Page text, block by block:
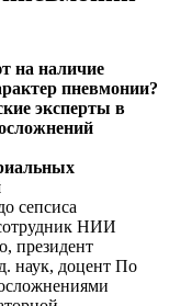
на наличие
пневмонии?
эксперты в
НИИ
президент
наук, доцент По